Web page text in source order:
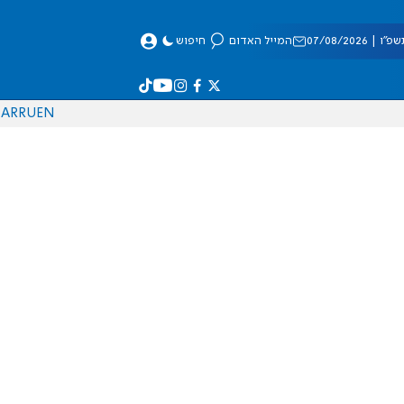
08/2026 המייל האדום חיפוש
EN
RU
AR